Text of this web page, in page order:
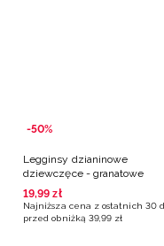
-50%
Legginsy dzianinowe
dziewczęce - granatowe
19,99 zł
Najniższa cena z ostatnich 30
przed obniżką 39,99 zł